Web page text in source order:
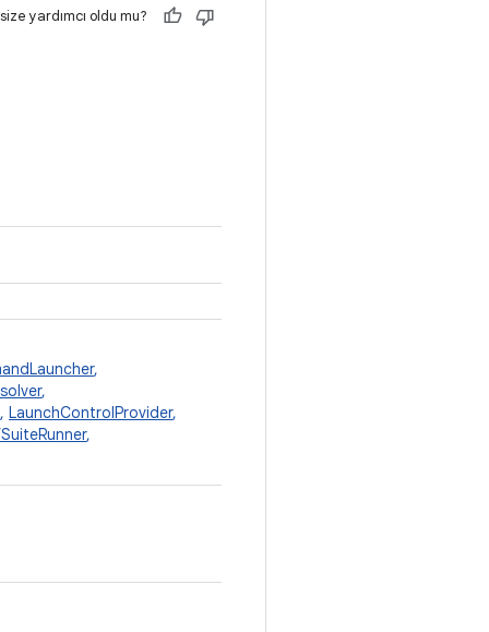
yardımcı oldu mu?
,
,
, LaunchControlProvider,
,